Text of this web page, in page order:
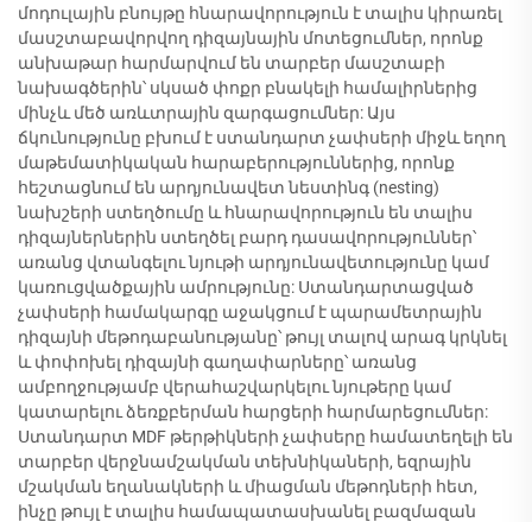
մոդուլային բնույթը հնարավորություն է տալիս կիրառել
մասշտաբավորվող դիզայնային մոտեցումներ, որոնք
անխաթար հարմարվում են տարբեր մասշտաբի
նախագծերին՝ սկսած փոքր բնակելի համալիրներից
մինչև մեծ առևտրային զարգացումներ: Այս
ճկունությունը բխում է ստանդարտ չափսերի միջև եղող
մաթեմատիկական հարաբերություններից, որոնք
հեշտացնում են արդյունավետ նեստինգ (nesting)
նախշերի ստեղծումը և հնարավորություն են տալիս
դիզայներներին ստեղծել բարդ դասավորություններ՝
առանց վտանգելու նյութի արդյունավետությունը կամ
կառուցվածքային ամրությունը: Ստանդարտացված
չափսերի համակարգը աջակցում է պարամետրային
դիզայնի մեթոդաբանությանը՝ թույլ տալով արագ կրկնել
և փոփոխել դիզայնի գաղափարները՝ առանց
ամբողջությամբ վերահաշվարկելու նյութերը կամ
կատարելու ձեռքբերման հարցերի հարմարեցումներ:
Ստանդարտ MDF թերթիկների չափսերը համատեղելի են
տարբեր վերջնամշակման տեխնիկաների, եզրային
մշակման եղանակների և միացման մեթոդների հետ,
ինչը թույլ է տալիս համապատասխանել բազմազան